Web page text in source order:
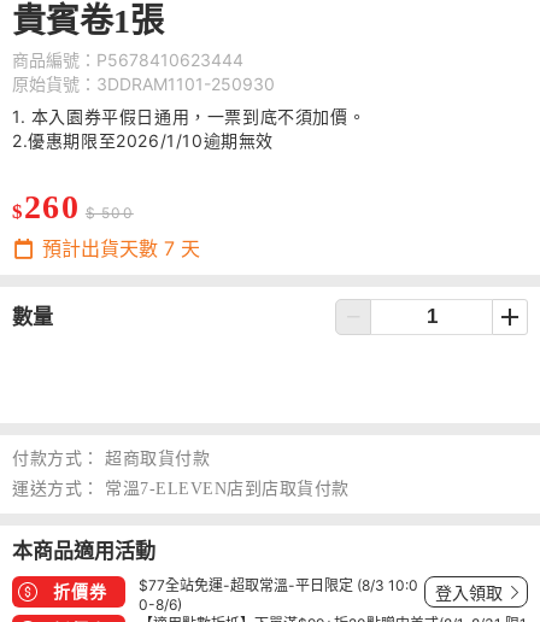
貴賓卷1張
商品編號：P5678410623444
原始貨號：3DDRAM1101-250930
1. 本入園券平假日通用，一票到底不須加價。
2.優惠期限至2026/1/10逾期無效
$260 $ 500
預計出貨天數 7 天
數量
付款方式：
超商取貨付款
運送方式：
常溫7-ELEVEN店到店取貨付款
本商品適用活動
折價券
$77全站免運-超取常溫-平日限定 (8/3 10:0
0-8/6)
登入領取